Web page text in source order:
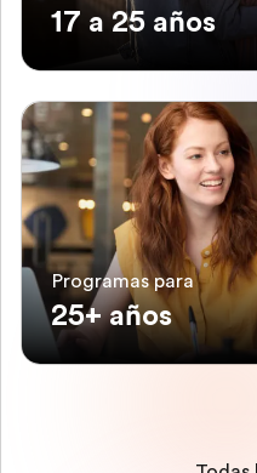
17 a 25 años
Programas para
25+ años